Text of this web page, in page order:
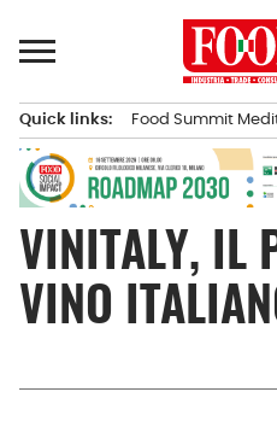
al
principale
Quick links: Food Summit
VINITALY, IL
VINO